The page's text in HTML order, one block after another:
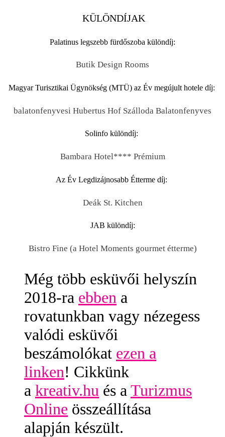
KÜLÖNDÍJAK
Palatinus legszebb fürdőszoba különdíj:
Butik Design Rooms
Magyar Turisztikai Ügynökség (MTÜ) az Év megújult hotele díj:
balatonfenyvesi Hubertus Hof Szálloda Balatonfenyves
Solinfo különdíj:
Bambara Hotel**** Prémium
Az Év Legdizájnosabb Étterme díj:
Deák St. Kitchen
JAB különdíj:
Bistro Fine (a Hotel Moments gourmet étterme)
Még több esküvői helyszín
2018-ra ebben a
rovatunkban vagy nézegess
valódi esküvői
beszámolókat ezen a
linken! Cikkünk
a kreativ.hu és a Turizmus
Online összeállítása
alapján készült.